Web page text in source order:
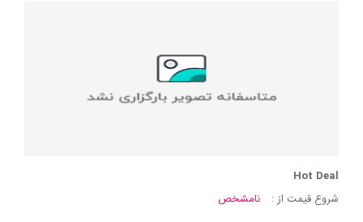
Hot Deal
شروع قیمت از :
نامشخص